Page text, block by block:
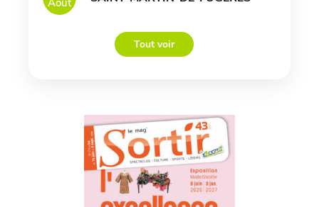
Tout voir